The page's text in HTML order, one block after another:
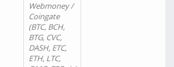
Webmoney /
Coingate
(BTC, BCH,
BTG, CVC,
DASH, ETC,
ETH, LTC,